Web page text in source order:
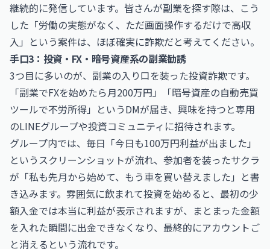
継続的に発信しています。皆さんが副業を探す際は、こう
した「労働の実態がなく、ただ画面操作するだけで高収
入」という案件は、ほぼ確実に詐欺だと考えてください。
手口3：投資・FX・暗号資産系の副業勧誘
3つ目に多いのが、副業の入り口を装った投資詐欺です。
「副業でFXを始めたら月200万円」「暗号資産の自動売買
ツールで不労所得」というDMが届き、興味を持つと専用
のLINEグループや投資コミュニティに招待されます。
グループ内では、毎日「今日も100万円利益が出ました」
というスクリーンショットが流れ、参加者を装ったサクラ
が「私も先月から始めて、もう車を買い替えました」と書
き込みます。雰囲気に飲まれて投資を始めると、最初の少
額入金では本当に利益が表示されますが、まとまった金額
を入れた瞬間に出金できなくなり、最終的にアカウントご
と消えるという流れです。